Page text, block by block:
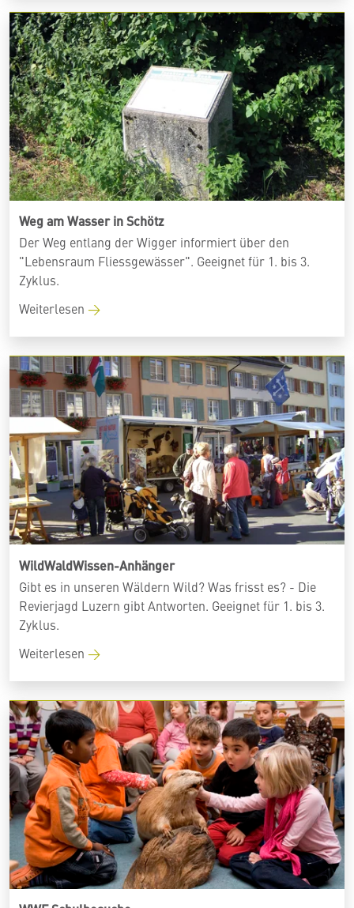
Weg am Wasser in Schötz
Der Weg entlang der Wigger informiert über den
"Lebensraum Fliessgewässer". Geeignet für 1. bis 3.
Zyklus.
Weiterlesen
WildWaldWissen-Anhänger
Gibt es in unseren Wäldern Wild? Was frisst es? - Die
Revierjagd Luzern gibt Antworten. Geeignet für 1. bis 3.
Zyklus.
Weiterlesen